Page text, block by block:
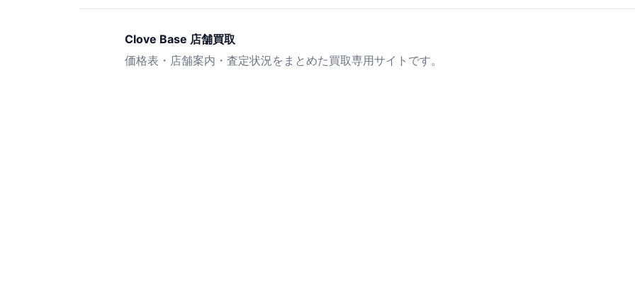
Clove Base 店舗買取
価格表・店舗案内・査定状況をまとめた買取専用サイトです。